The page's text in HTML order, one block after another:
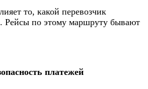
то, какой перевозчик
Рейсы по этому маршруту бывают
платежей